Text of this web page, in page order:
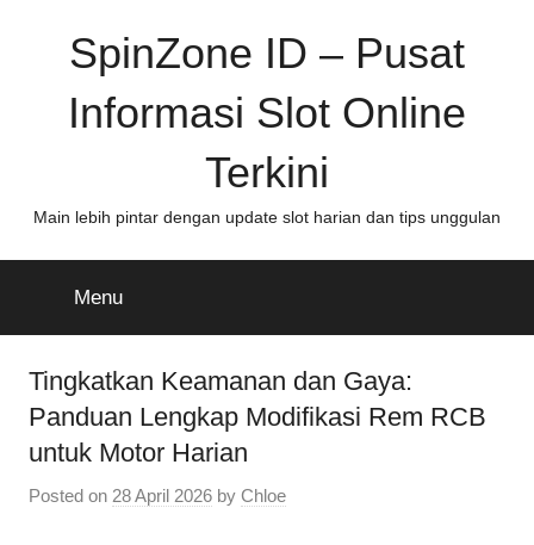
SpinZone ID – Pusat
Informasi Slot Online
Terkini
Main lebih pintar dengan update slot harian dan tips unggulan
Menu
Tingkatkan Keamanan dan Gaya:
Panduan Lengkap Modifikasi Rem RCB
untuk Motor Harian
Posted on 28 April 2026 by Chloe